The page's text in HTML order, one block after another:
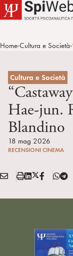
Home>Cultura e Società>
Cultura e Società
Hae-jun.
Blandino
18 mag 2026
RECENSIONI CINEMA
Condividi:
E
A
S
a
L
n
X
T
F
T
l
r
a